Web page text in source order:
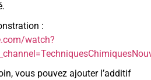
:
watch?
vous pouvez ajouter l’additif